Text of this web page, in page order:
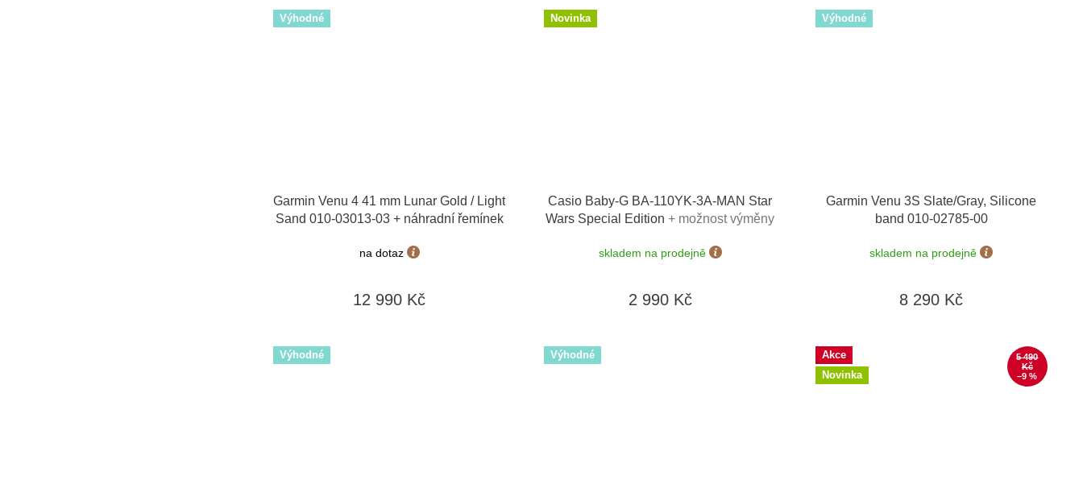
Výhodné
Garmin Venu 4 41 mm Lunar Gold / Light
Sand 010-03013-03 + náhradní řemínek
na dotaz
12 990 Kč
Novinka
Casio Baby-G BA-110YK-3A-MAN Star
Wars Special Edition+ možnost výměny
skladem na prodejně
2 990 Kč
Výhodné
Garmin Venu 3S Slate/Gray, Silicone
band 010-02785-00
skladem na prodejně
8 290 Kč
Výhodné Výhodné
Akce
Novinka
5 490
Kč
–9 %